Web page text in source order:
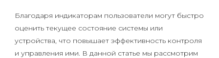
Благодаря индикаторам пользователи могут быстро
оценить текущее состояние системы или
устройства, что повышает эффективность контроля
и управления ими. В данной статье мы рассмотрим